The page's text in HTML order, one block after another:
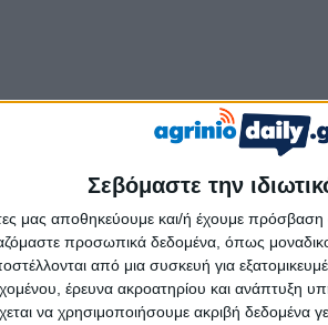
Σεβόμαστε την
μας αποθηκεύουμε και/ή έχουμε
προσωπικά δεδομένα, όπως
από μια συσκευή για
έρευνα ακροατηρίου και ανάπτυξη
να χρησιμοποιήσουμε ακριβή δεδομένα
εφαρμογής, δεν επιτρέπεται
για την προσυμπλήρωση
πληροφόρηση σε πραγματικό
του διαχειριστικού κόστους τόσο